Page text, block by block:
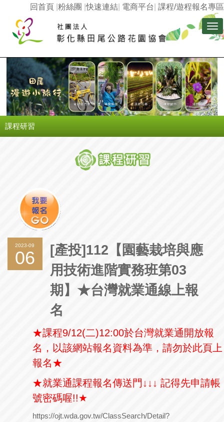
課程/遊程報名專區
電商平台
快速連結
粉絲團 |
回首頁
課程研習
2023-09
06
[產投]112【園藝栽培與應
用技術進階實務班第03
期】★台灣就業通線上報
名
★課程9/12(二)12:00於台灣就業通開放報
名，以該網站報名資料為準，請勿於此頁上
報名★
★就業通課程報名傳送門↓↓↓ 記得先申請帳
號密碼喔!!★
https://ojt.wda.gov.tw/ClassSearch/Detail?